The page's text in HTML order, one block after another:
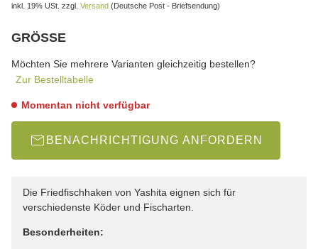
inkl. 19% USt. zzgl. Versand (Deutsche Post - Briefsendung)
GRÖSSE
Möchten Sie mehrere Varianten gleichzeitig bestellen?
Zur Bestelltabelle
Momentan nicht verfügbar
BENACHRICHTIGUNG ANFORDERN
Die Friedfischhaken von Yashita eignen sich für
verschiedenste Köder und Fischarten.
Besonderheiten: